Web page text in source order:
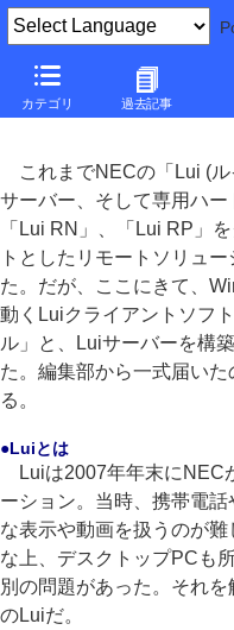
カテゴリ 過去記事
NEC「Lui PCリモ
これまでNECの「Lui (ル
サーバー、そして専用ハー
「Lui RN」、「Lui RP」
トとしたリモートソリュ
た。だが、ここにきて、
動くLuiクライアントソフ
ル」と、Luiサーバーを構
た。編集部から一式届い
る。
●Luiとは
Luiは2007年年末にNEC
ーション。当時、携帯電
な表示や動画を扱うのが
な上、デスクトップPCも
別の問題があった。それ
のLuiだ。